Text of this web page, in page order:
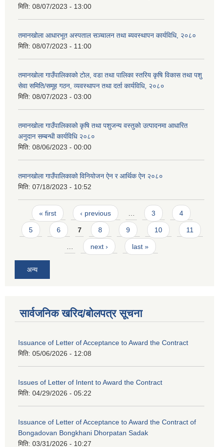
मिति: 08/07/2023 - 13:00
तमानखोला आधारभूत अस्पताल सञ्चालन तथा ब्यवस्थापन कार्यविधि, २०८०
मिति: 08/07/2023 - 11:00
तमानखोला गाउँपालिकाको टोल, वडा तथा पालिका स्तरिय कृषि विकास तथा पशु
सेवा समिति/समूह गठन, व्‍यवस्थापन तथा दर्ता कार्यविधि, २०८०
मिति: 08/07/2023 - 03:00
तमानखोला गाउँपालिकाको कृषि तथा पशुजन्य वस्तुको उत्पादनमा आधारित
अनुदान सम्बन्धी कार्यविधि २०८०
मिति: 08/06/2023 - 00:00
तमानखोला गाउँपालिकाको विनियोजन ऐन र आर्थिक ऐन २०८०
मिति: 07/18/2023 - 10:52
Pages
« first ‹ previous … 3 4
5 6 7 8 9 10 11
… next › last »
अन्य
सार्वजनिक खरिद/बोलपत्र सूचना
Issuance of Letter of Acceptance to Award the Contract
मिति: 05/06/2026 - 12:08
Issues of Letter of Intent to Award the Contract
मिति: 04/29/2026 - 05:22
Issuance of Letter of Acceptance to Award the Contract of
Bongadovan Bongkhani Dhorpatan Sadak
मिति: 03/31/2026 - 10:27